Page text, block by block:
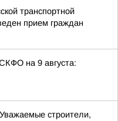
транспортной
прием граждан
на 9 августа:
строители,